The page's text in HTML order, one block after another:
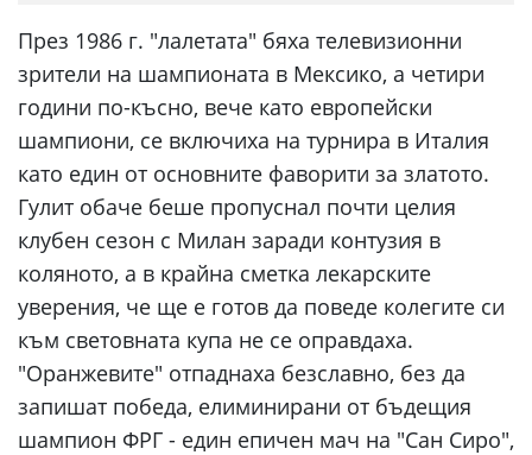
През 1986 г. "лалетата" бяха телевизионни
зрители на шампионата в Мексико, а четири
години по-късно, вече като европейски
шампиони, се включиха на турнира в Италия
като един от основните фаворити за златото.
Гулит обаче беше пропуснал почти целия
клубен сезон с Милан заради контузия в
коляното, а в крайна сметка лекарските
уверения, че ще е готов да поведе колегите си
към световната купа не се оправдаха.
"Оранжевите" отпаднаха безславно, без да
запишат победа, елиминирани от бъдещия
шампион ФРГ - един епичен мач на "Сан Сиро",